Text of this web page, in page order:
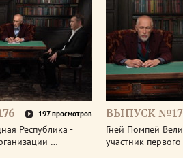
197 просмотров
Республика -
…
ВЫПУСК
Гней Помпей
участник